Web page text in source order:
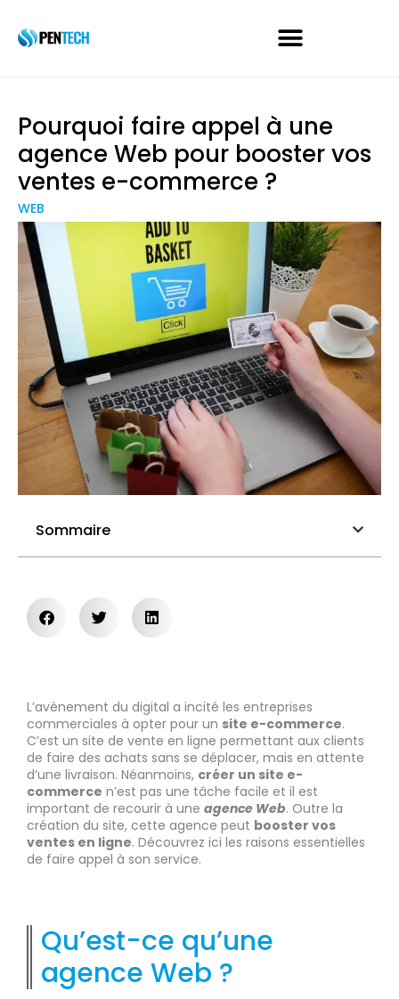
Pourquoi faire appel à une
agence Web pour booster vos
ventes e-commerce ?
WEB
Sommaire
L’avènement du digital a incité les entreprises
commerciales à opter pour un site e-commerce.
C’est un site de vente en ligne permettant aux clients
de faire des achats sans se déplacer, mais en attente
d’une livraison. Néanmoins, créer un site e-
commerce n’est pas une tâche facile et il est
important de recourir à une agence Web. Outre la
création du site, cette agence peut booster vos
ventes en ligne. Découvrez ici les raisons essentielles
de faire appel à son service.
Qu’est-ce qu’une
agence Web ?